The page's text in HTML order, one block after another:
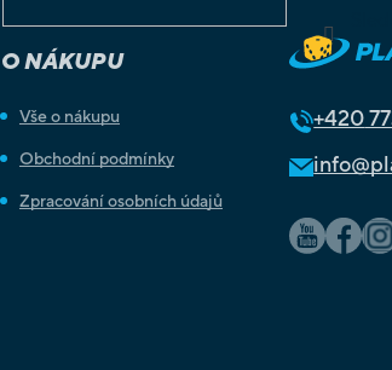
O NÁKUPU
Vše o nákupu
Obchodní podmínky
Zpracování osobních údajů
+420